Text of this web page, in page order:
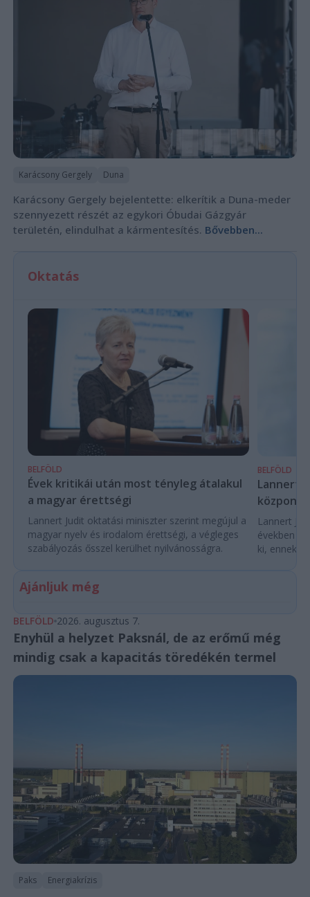
Karácsony Gergely Duna
Karácsony Gergely bejelentette: elkerítik a Duna-meder
szennyezett részét az egykori Óbudai Gázgyár
területén, elindulhat a kármentesítés. Bővebben...
Oktatás
BELFÖLD
Évek kritikái után most tényleg átalakul
a magyar érettségi
Lannert Judit oktatási miniszter szerint megújul a
magyar nyelv és irodalom érettségi, a végleges
szabályozás ősszel kerülhet nyilvánosságra.
BELFÖLD
Lannert
Lannert
években
ki, ennek
Ajánljuk még
BELFÖLD 2026. augusztus 7.
Enyhül a helyzet Paksnál, de az erőmű még
mindig csak a kapacitás töredékén termel
Paks Energiakrízis